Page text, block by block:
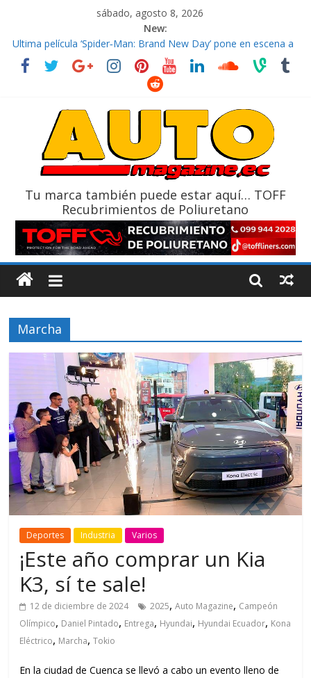
sábado, agosto 8, 2026
New:
El costo de tener un vehículo gana protagonismo a la hora de
decidir
Ultima película ‘Spider‑Man: Brand New Day’ pone en escena a
La Vuelta al Ecuador 2026, edición 47ª, recorre 7 provincias en 8
La FEDAK recibe 12 Sinotruk Bolden para cubrir las rutas de La
Tu marca también puede estar aquí… TOFF
Recubrimientos de Poliuretano
Marcha
Deportes Industria Varios
¡Este año comprar un Kia
K3, sí te sale!
12 de diciembre de 2024 2025,Auto Magazine, Campeón
Olímpico, Daniel Pintado, Entrega, Hyundai, Hyundai Ecuador, Kona
Eléctrico, Marcha,Tokio
En la ciudad de Cuenca se llevó a cabo un evento lleno de